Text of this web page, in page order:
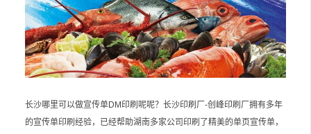
长沙哪里可以做宣传单DM印刷呢呢？长沙印刷厂-创峰印刷厂拥有多年
的宣传单印刷经验，已经帮助湖南多家公司印刷了精美的单页宣传单，